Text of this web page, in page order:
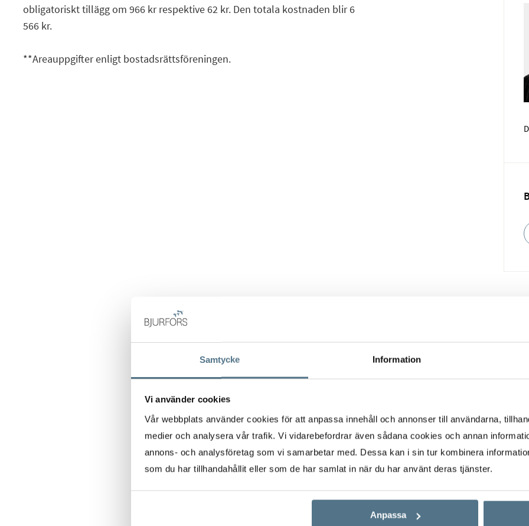
Samtycke Information
Vi använder cookies
Vår webbplats använder cookies för att anpassa innehåll och annonser till användarna,
medier och analysera vår trafik. Vi vidarebefordrar även sådana cookies och annan
annons- och analysföretag som vi samarbetar med. Dessa kan i sin tur kombinera
som du har tillhandahållit eller som de har samlat in när du har använt deras tjänster.
Anpassa
obligatoriskt tillägg om 966 kr respektive 62 kr. Den totala kostnaden blir 6
566 kr.
**Areauppgifter enligt bostadsrättsföreningen.
Förnamn*
Efternamn*